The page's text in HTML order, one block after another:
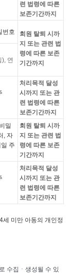
련 법령에 따른
보존기간까지
번호
회원 탈퇴 시까
지 또는 관련 법
령에 따른 보존
기간까지
연
처리목적 달성
시까지 또는 관
련 법령에 따른
보존기간까지
밀
, 자
주
회원 탈퇴 시까
지 또는 관련 법
령에 따른 보존
기간까지
처리목적 달성
시까지 또는 관
련 법령에 따른
보존기간까지
미만 아동의 개인정
수집 ㆍ 생성될 수 있